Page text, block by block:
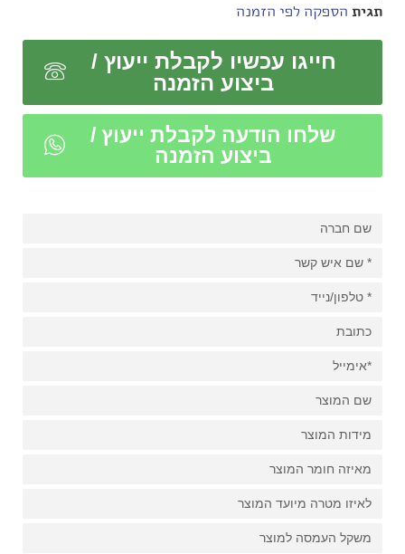
תגית הספקה לפי הזמנה
חייגו עכשיו לקבלת ייעוץ /
ביצוע הזמנה
שלחו הודעה לקבלת ייעוץ /
ביצוע הזמנה